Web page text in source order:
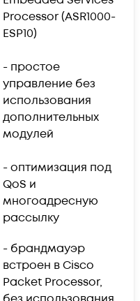
Processor (ASR1000-
ESP10)
- простое
управление без
использования
дополнительных
модулей
- оптимизация под
QoS и
многоадресную
рассылку
- брандмауэр
встроен в Cisco
Packet Processor,